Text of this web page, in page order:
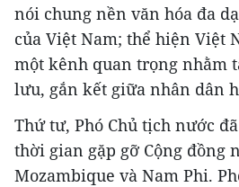
nói chung nền văn hóa đa
của Việt Nam; thể hiện Việt
một kênh quan trọng nhằm
lưu, gắn kết giữa nhân dân
Thứ tư, Phó Chủ tịch nước
thời gian gặp gỡ Cộng đồng
Mozambique và Nam Phi.